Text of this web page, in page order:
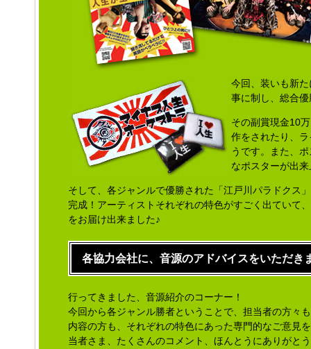
今回、装いも新
事に制し、総合
その副賞現金10
作をされたり、
うです。また、
なポスターが出
そして、各ジャンルで優勝された「江戸川パラドクス
完成！アーティストそれぞれの特色がすごく出ていて
をお届け出来ました♪
各協力会社に、音源のアドバイスをいただき
行ってきました、音源紹介のコーナー！
今回から各ジャンル勝者ということで、担当者の方々
内容の方も、それぞれの特色にあった専門的なご意見
当者さま、たくさんのコメント、ほんとうにありがと